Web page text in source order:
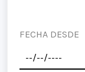
FECHA DESDE